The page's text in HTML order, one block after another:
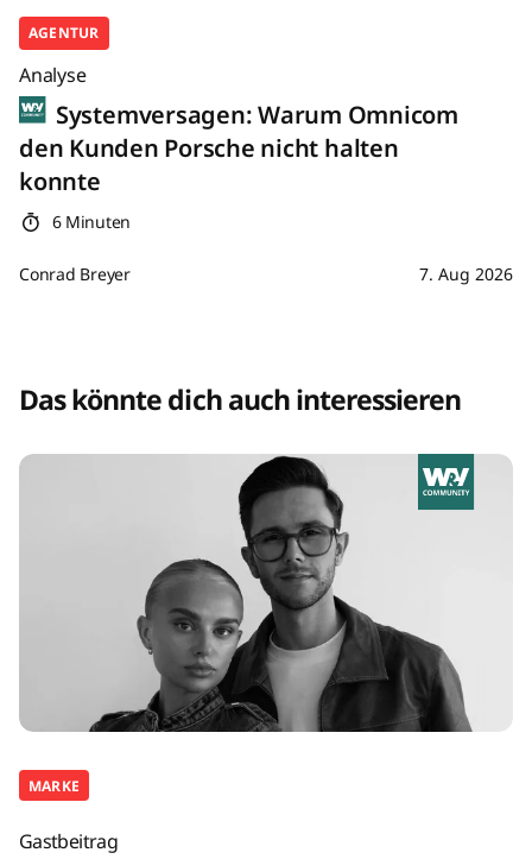
AGENTUR
Analyse
Systemversagen: Warum Omnicom
den Kunden Porsche nicht halten
konnte
6 Minuten
Conrad Breyer 7. Aug 2026
Das könnte dich auch interessieren
MARKE
Gastbeitrag